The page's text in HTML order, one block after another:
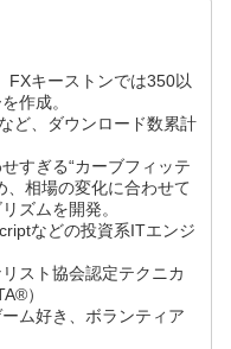
FXキーストンでは350以
作成。
ど、ダウンロード数累計
すぎる“カーブフィッテ
、相場の変化に合わせて
ズムを開発。
などの投資系ITエンジ
スト協会認定テクニカ
）
ム好き、ボランティア